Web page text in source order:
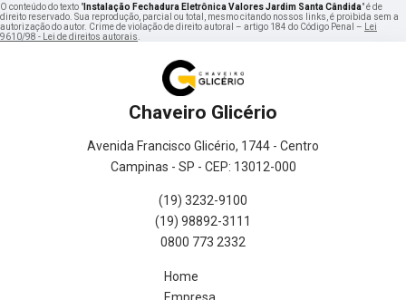
O conteúdo do texto " Instalação Fechadura Eletrônica Valores Jardim Santa Cândida" é de
direito reservado. Sua reprodução, parcial ou total, mesmo citando nossos links, é proibida sem a
autorização do autor. Crime de violação de direito autoral – artigo 184 do Código Penal –
Lei
9610/98 - Lei de direitos autorais
Chaveiro Glicério
Avenida Francisco Glicério, 1744 - Centro
Campinas - SP - CEP: 13012-000
(19) 3232-9100
(19) 98892-3111
0800 773 2332
Home
Empresa